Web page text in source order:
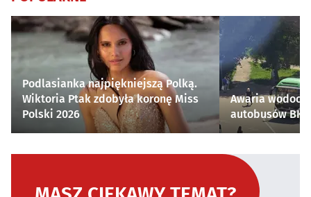
Podlasianka najpiękniejszą Polką.
Wiktoria Ptak zdobyła koronę Miss
Polski 2026
Awaria
autobusów